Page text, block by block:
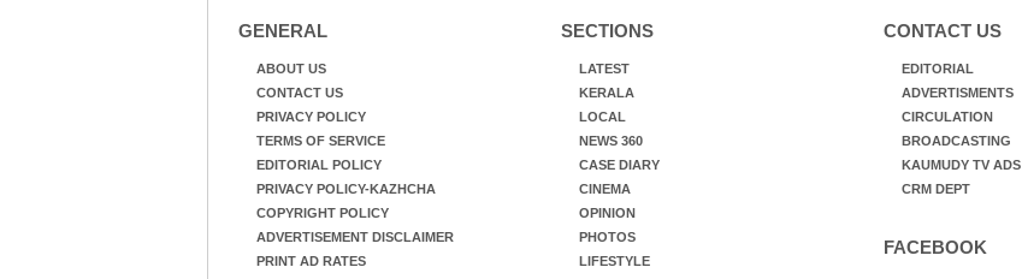
GENERAL
ABOUT US
CONTACT US
PRIVACY POLICY
TERMS OF SERVICE
EDITORIAL POLICY
PRIVACY POLICY-KAZHCHA
COPYRIGHT POLICY
ADVERTISEMENT DISCLAIMER
PRINT AD RATES
SECTIONS
LATEST
KERALA
LOCAL
NEWS 360
CASE DIARY
CINEMA
OPINION
PHOTOS
LIFESTYLE
CONTACT US
EDITORIAL
ADVERTISMENTS
CIRCULATION
BROADCASTING
KAUMUDY TV ADS
CRM DEPT
FACEBOOK